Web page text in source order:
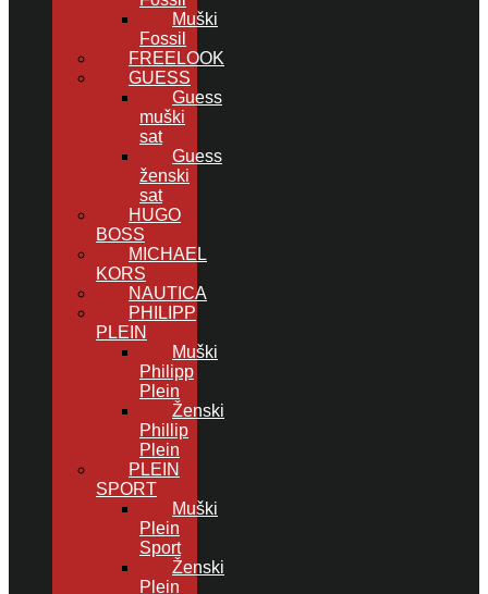
Muški
Fossil
FREELOOK
GUESS
Guess
muški
sat
Guess
ženski
sat
HUGO
BOSS
MICHAEL
KORS
NAUTICA
PHILIPP
PLEIN
Muški
Philipp
Plein
Ženski
Phillip
Plein
PLEIN
SPORT
Muški
Plein
Sport
Ženski
Plein